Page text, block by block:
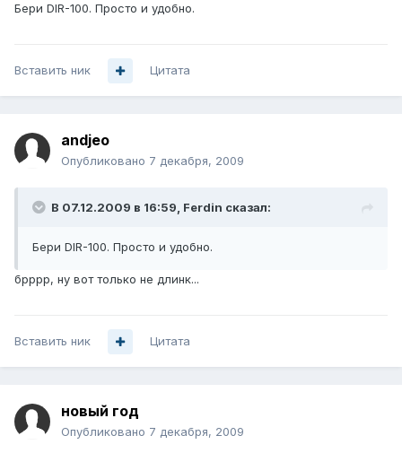
Бери DIR-100. Просто и удобно.
Вставить ник Цитата
andjeo
Опубликовано 7 декабря, 2009
В 07.12.2009 в 16:59, Ferdin сказал:
Бери DIR-100. Просто и удобно.
брррр, ну вот только не длинк...
Вставить ник Цитата
новый год
Опубликовано 7 декабря, 2009